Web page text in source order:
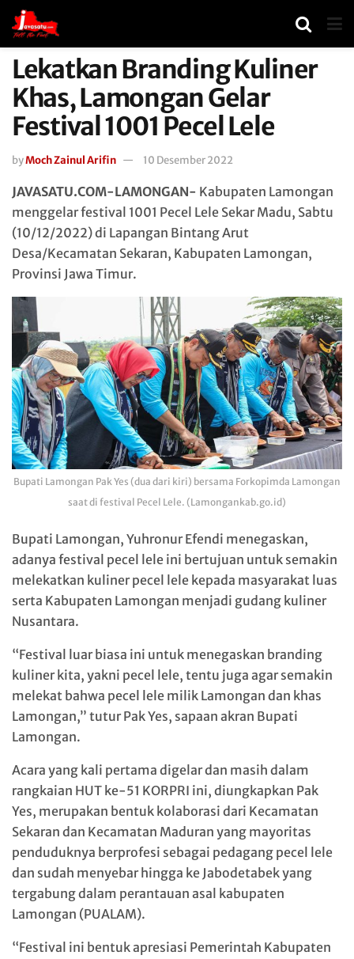
Lekatkan Branding Kuliner
Khas, Lamongan Gelar
Festival 1001 Pecel Lele
byMoch Zainul Arifin 10 Desember 2022
JAVASATU.COM-LAMONGAN- Kabupaten Lamongan
menggelar festival 1001 Pecel Lele Sekar Madu, Sabtu
(10/12/2022) di Lapangan Bintang Arut
Desa/Kecamatan Sekaran, Kabupaten Lamongan,
Provinsi Jawa Timur.
Bupati Lamongan Pak Yes (dua dari kiri) bersama Forkopimda Lamongan
saat di festival Pecel Lele. (Lamongankab.go.id)
Bupati Lamongan, Yuhronur Efendi menegaskan,
adanya festival pecel lele ini bertujuan untuk semakin
melekatkan kuliner pecel lele kepada masyarakat luas
serta Kabupaten Lamongan menjadi gudang kuliner
Nusantara.
“Festival luar biasa ini untuk menegaskan branding
kuliner kita, yakni pecel lele, tentu juga agar semakin
melekat bahwa pecel lele milik Lamongan dan khas
Lamongan,” tutur Pak Yes, sapaan akran Bupati
Lamongan.
Acara yang kali pertama digelar dan masih dalam
rangkaian HUT ke-51 KORPRI ini, diungkapkan Pak
Yes, merupakan bentuk kolaborasi dari Kecamatan
Sekaran dan Kecamatan Maduran yang mayoritas
penduduknya berprofesi sebagai pedagang pecel lele
dan sudah menyebar hingga ke Jabodetabek yang
tergabung dalam perantauan asal kabupaten
Lamongan (PUALAM).
“Festival ini bentuk apresiasi Pemerintah Kabupaten